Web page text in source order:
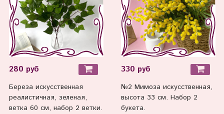
280 руб
Береза искусственная
реалистичная, зеленая,
ветка 60 см, набор 2 ветки.
330 руб
№2 Мимоза искусственная,
высота 33 см. Набор 2
букета.